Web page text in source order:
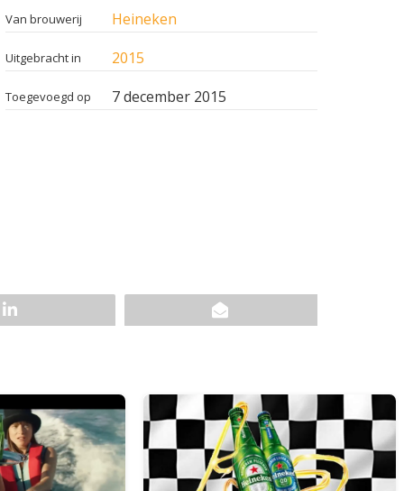
Van brouwerij Heineken
Uitgebracht in 2015
Toegevoegd op 7 december 2015